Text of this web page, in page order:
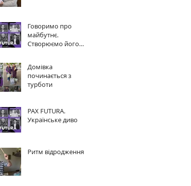
Говоримо про
майбутнє.
Створюємо його
Домівка
починається з
турботи
PAX FUTURA.
Українське диво
Ритм відродження